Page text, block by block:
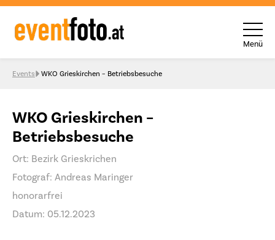
Skip to content
Menü
Events WKO Grieskirchen – Betriebsbesuche
WKO Grieskirchen –
Betriebsbesuche
Ort: Bezirk Grieskrichen
Fotograf: Andreas Maringer
honorarfrei
Datum: 05.12.2023